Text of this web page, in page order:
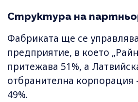
Структура на
Фабриката ще се
предприятие, в което
притежава 51%, а
отбранителна корпорация
49%.